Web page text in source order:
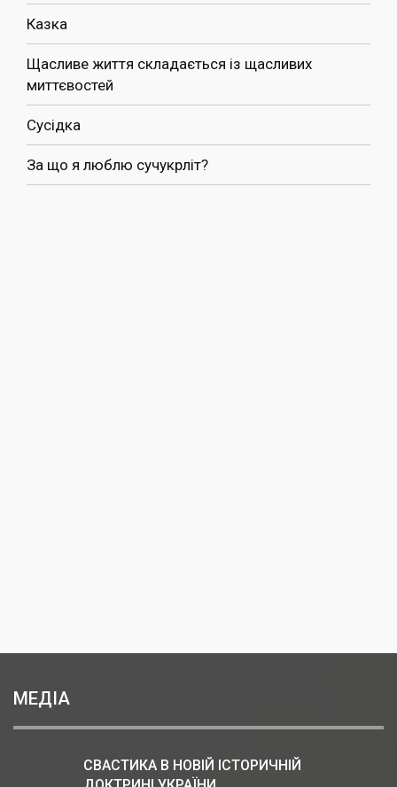
Казка
Щасливе життя складається із щасливих
миттєвостей
Сусідка
За що я люблю сучукрліт?
МЕДІА
СВАСТИКА В НОВІЙ ІСТОРИЧНІЙ